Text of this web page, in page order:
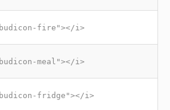
fire"></i>
meal"></i>
fridge"></i>